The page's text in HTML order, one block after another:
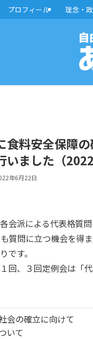
プロフィール 理念・
食料安全保障
いました（
年6月22日
会派による代表格質
質問に立つ機会を得ま
です。
、３回定例会は「
会の確立に向けて
いて